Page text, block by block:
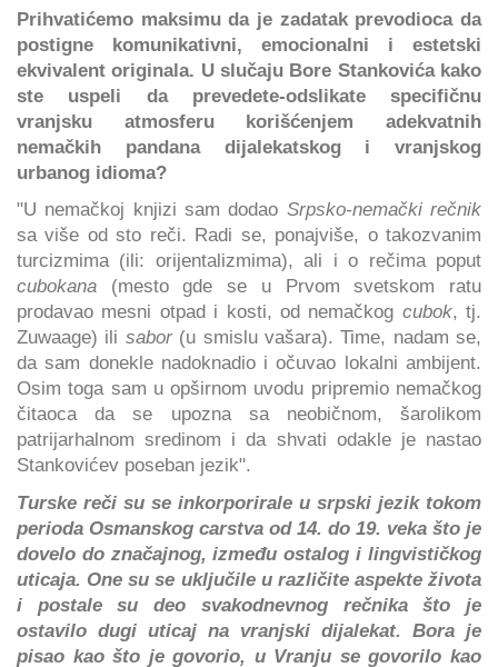
Prihvatićemo maksimu da je zadatak prevodioca da
postigne komunikativni, emocionalni i estetski
ekvivalent originala. U slučaju Bore Stankovića kako
ste uspeli da prevedete-odslikate specifičnu
vranjsku atmosferu korišćenjem adekvatnih
nemačkih pandana dijalekatskog i vranjskog
urbanog idioma?
"U nemačkoj knjizi sam dodao Srpsko-nemački rečnik
sa više od sto reči. Radi se, ponajviše, o takozvanim
turcizmima (ili: orijentalizmima), ali i o rečima poput
cubokana (mesto gde se u Prvom svetskom ratu
prodavao mesni otpad i kosti, od nemačkog cubok, tj.
Zuwaage) ili sabor (u smislu vašara). Time, nadam se,
da sam donekle nadoknadio i očuvao lokalni ambijent.
Osim toga sam u opširnom uvodu pripremio nemačkog
čitaoca da se upozna sa neobičnom, šarolikom
patrijarhalnom sredinom i da shvati odakle je nastao
Stankovićev poseban jezik".
Turske reči su se inkorporirale u srpski jezik tokom
perioda Osmanskog carstva od 14. do 19. veka što je
dovelo do značajnog, između ostalog i lingvističkog
uticaja. One su se uključile u različite aspekte života
i postale su deo svakodnevnog rečnika što je
ostavilo dugi uticaj na vranjski dijalekat. Bora je
pisao kao što je govorio, u Vranju se govorilo kao